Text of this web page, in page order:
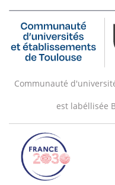
Communauté
est labéllisée